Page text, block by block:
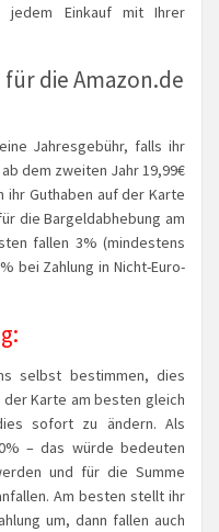
Einkauf mit Ihrer
die Amazon.de
Jahresgebühr, falls ihr
dem zweiten Jahr 19,99€
ihr Guthaben auf der Karte
die Bargeldabhebung am
fallen 3% (mindestens
bei Zahlung in Nicht-Euro-
selbst bestimmen, dies
Karte am besten gleich
sofort zu ändern. Als
– das würde bedeuten
und für die Summe
Am besten stellt ihr
um, dann fallen auch